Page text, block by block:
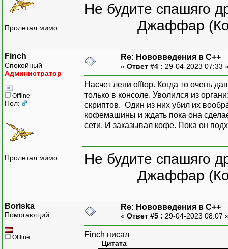
Пролетал мимо
Не будите спашяго
Джаффар
Finch
Спокойный
Администратор
Offline
Пол:
Пролетал мимо
Re: Нововведения в С++
« Ответ #4 : 29-04-2023 07:33
Насчет лени offtop. Когда то очень
только в консоле. Уволился из
скриптов. Один из них убил их
кофемашины и ждать пока она
сети. И заказывал кофе. Пока он
Не будите спашяго
Джаффар
Boriska
Помогающий
Offline
Re: Нововведения в С++
« Ответ #5 : 29-04-2023 08:07
Finch писал
Цитата